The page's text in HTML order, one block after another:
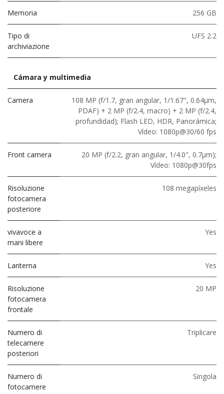
Memoria 256 GB
Tipo di
archiviazione
UFS 2.2
Cámara y multimedia
Camera
108 MP (f/1.7, gran angular, 1/1.67", 0.64μm,
PDAF) + 2 MP (f/2.4, macro) + 2 MP (f/2.4,
profundidad); Flash LED, HDR, Panorámica;
Vídeo: 1080p@30/60 fps
Front camera
20 MP (f/2.2, gran angular, 1/4.0", 0.7μm);
Vídeo: 1080p@30fps
Risoluzione
fotocamera
posteriore
108 megapíxeles
vivavoce a
mani libere
Yes
Lanterna Yes
Risoluzione
fotocamera
frontale
20 MP
Numero di
telecamere
posteriori
Triplicare
Numero di
fotocamere
Singola